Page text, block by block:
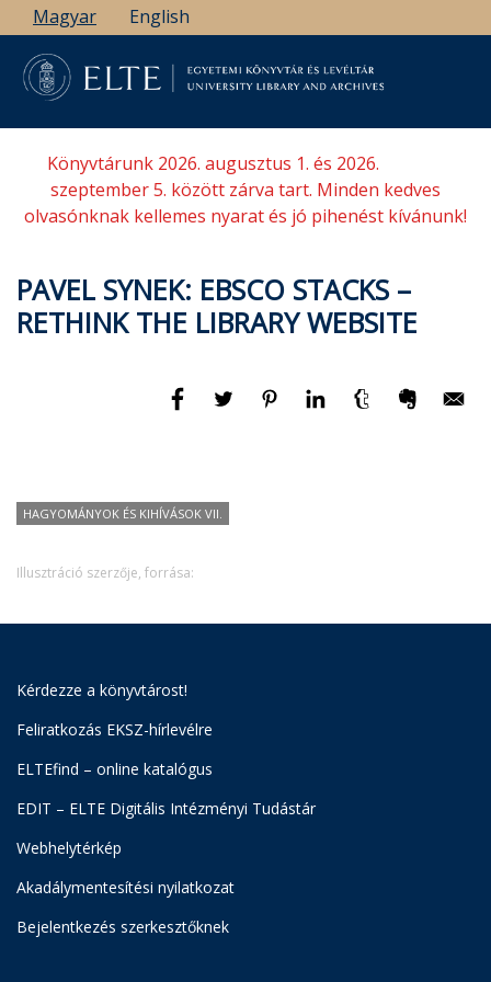
Ugrás
a
tartalomra
Magyar English
Könyvtárunk 2026. augusztus 1. és 2026.
szeptember 5. között zárva tart. Minden kedves
olvasónknak kellemes nyarat és jó pihenést kívánunk!
PAVEL SYNEK: EBSCO STACKS –
RETHINK THE LIBRARY WEBSITE
HAGYOMÁNYOK ÉS KIHÍVÁSOK VII.
Illusztráció szerzője, forrása:
Kérdezze a könyvtárost!
Feliratkozás EKSZ-hírlevélre
ELTEfind – online katalógus
EDIT – ELTE Digitális Intézményi Tudástár
Webhelytérkép
Akadálymentesítési nyilatkozat
Bejelentkezés szerkesztőknek